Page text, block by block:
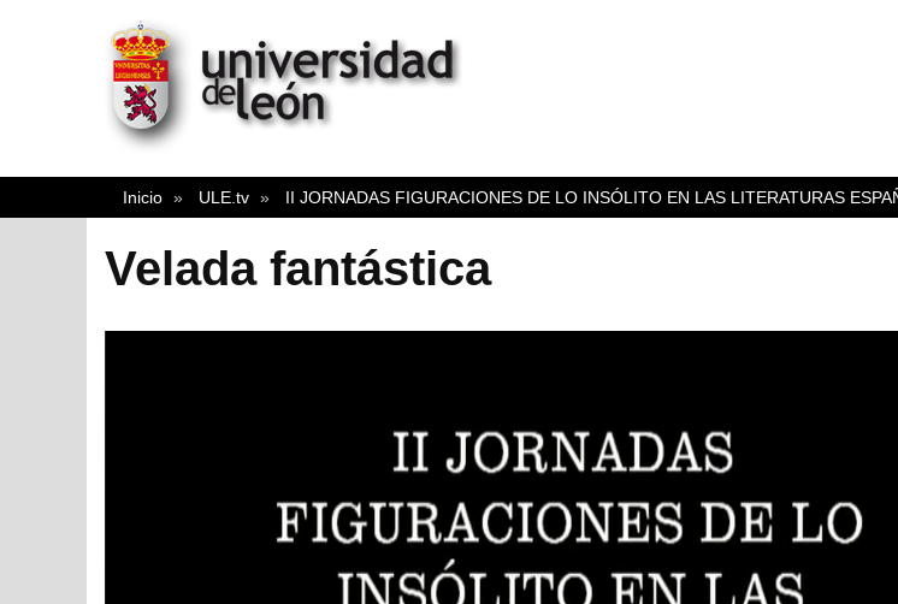
Inicio ULE.tv II JORNADAS FIGURACIONES DE LO INSÓLITO EN LAS LITERATURAS
Velada fantástica